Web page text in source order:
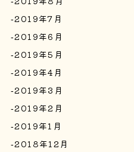
2019年7月
2019年6月
2019年5月
2019年4月
2019年3月
2019年2月
2019年1月
2018年12月